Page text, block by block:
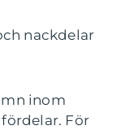
nackdelar
inom
För